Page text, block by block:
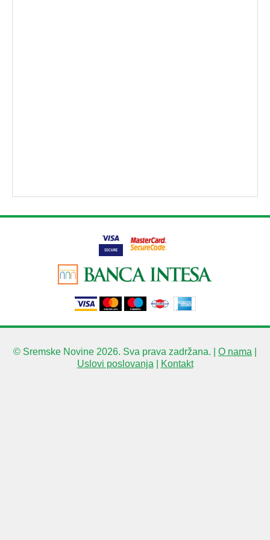
© Sremske Novine 2026. Sva prava zadržana. | O nama
Uslovi poslovanja| Kontakt